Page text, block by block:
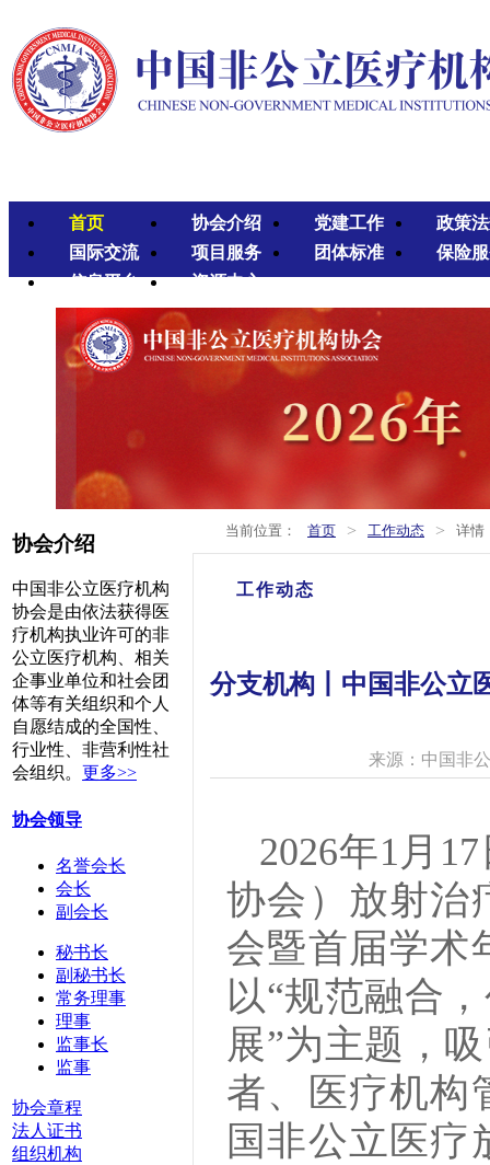
首页 协会介绍 党建工作
政策
国际交流
项目服务 团体标准
保险
信息平台
资源中心
协会介绍
中国非公立医疗机构
协会是由依法获得医
疗机构执业许可的非
公立医疗机构、相关
企事业单位和社会团
体等有关组织和个人
自愿结成的全国性、
行业性、非营利性社
会组织。 更多>>
协会领导
名誉会长
会长
副会长
秘书长
副秘书长
常务理事
理事
监事长
监事
协会章程
法人证书
组织机构
当前位置： 首页 > 工作动态 > 详情
工作动态
分支机构丨中国非公立
来源：中国非
2026年1月
协会）放射治
会暨首届学术
以“规范融合
展”为主题，
者、医疗机构
国非公立医疗